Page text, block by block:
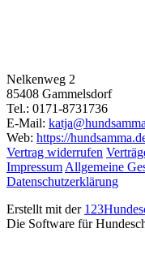
Nelkenweg 2
85408 Gammelsdorf
Tel.: 0171-8731736
E-Mail:
Web: https://
Vertrag widerrufen
ImpressumAllgemeine
Datenschutzerklärung
Erstellt mit der
Die Software für